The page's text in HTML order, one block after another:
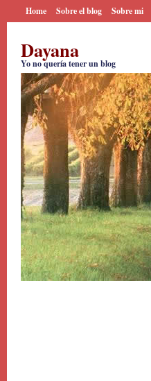
Home Sobre el blog Sobre mi
Dayana
Yo no quería tener un blog